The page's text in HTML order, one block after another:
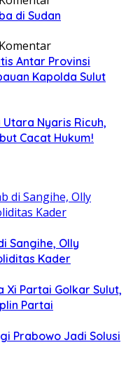
di Sudan
Antar Provinsi
Kapolda Sulut
Utara Nyaris Ricuh,
Cacat Hukum!
Sangihe, Olly
Kader
Xi Partai Golkar Sulut,
Partai
Prabowo Jadi Solusi